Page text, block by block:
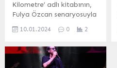
Kilometre’ adlı kitabının,
Fulya Özcan senaryosuyla
Ocak’ta beyazperdede
Vizyona sayılı günler kala
filmin oyuncuları,
10.01.2024 0 2